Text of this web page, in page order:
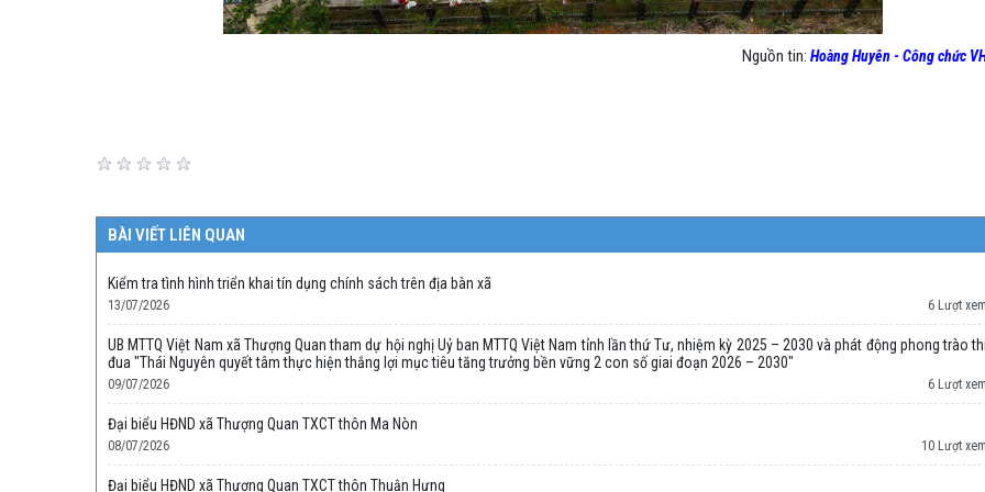
Nguồn tin: Hoàng Huyên - Công chức
BÀI VIẾT LIÊN QUAN
Kiểm tra tình hình triển khai tín dụng chính sách trên địa bàn xã
13/07/2026 6 Lượt xem
UB MTTQ Việt Nam xã Thượng Quan tham dự hội nghị Uỷ ban MTTQ Việt Nam tỉnh lần thứ Tư, nhiệm kỳ 2025 – 2030 và phát động phong trào thi
đua "Thái Nguyên quyết tâm thực hiện thắng lợi mục tiêu tăng trưởng bền vững 2 con số giai đoạn 2026 – 2030"
09/07/2026 6 Lượt xem
Đại biểu HĐND xã Thượng Quan TXCT thôn Ma Nòn
08/07/2026 10 Lượt xem
Đại biểu HĐND xã Thượng Quan TXCT thôn Thuận Hưng